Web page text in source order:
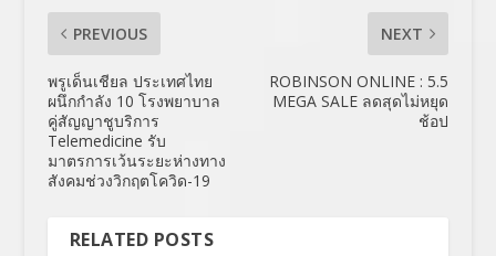
PREVIOUS
พรูเด็นเชียล ประเทศไทย
ผนึกกำลัง 10 โรงพยาบาล
คู่สัญญาชูบริการ
Telemedicine รับ
มาตรการเว้นระยะห่างทาง
สังคมช่วงวิกฤตโควิด-19
NEXT
ROBINSON ONLINE : 5.5
MEGA SALE ลดสุดไม่หยุด
ช้อป
RELATED POSTS